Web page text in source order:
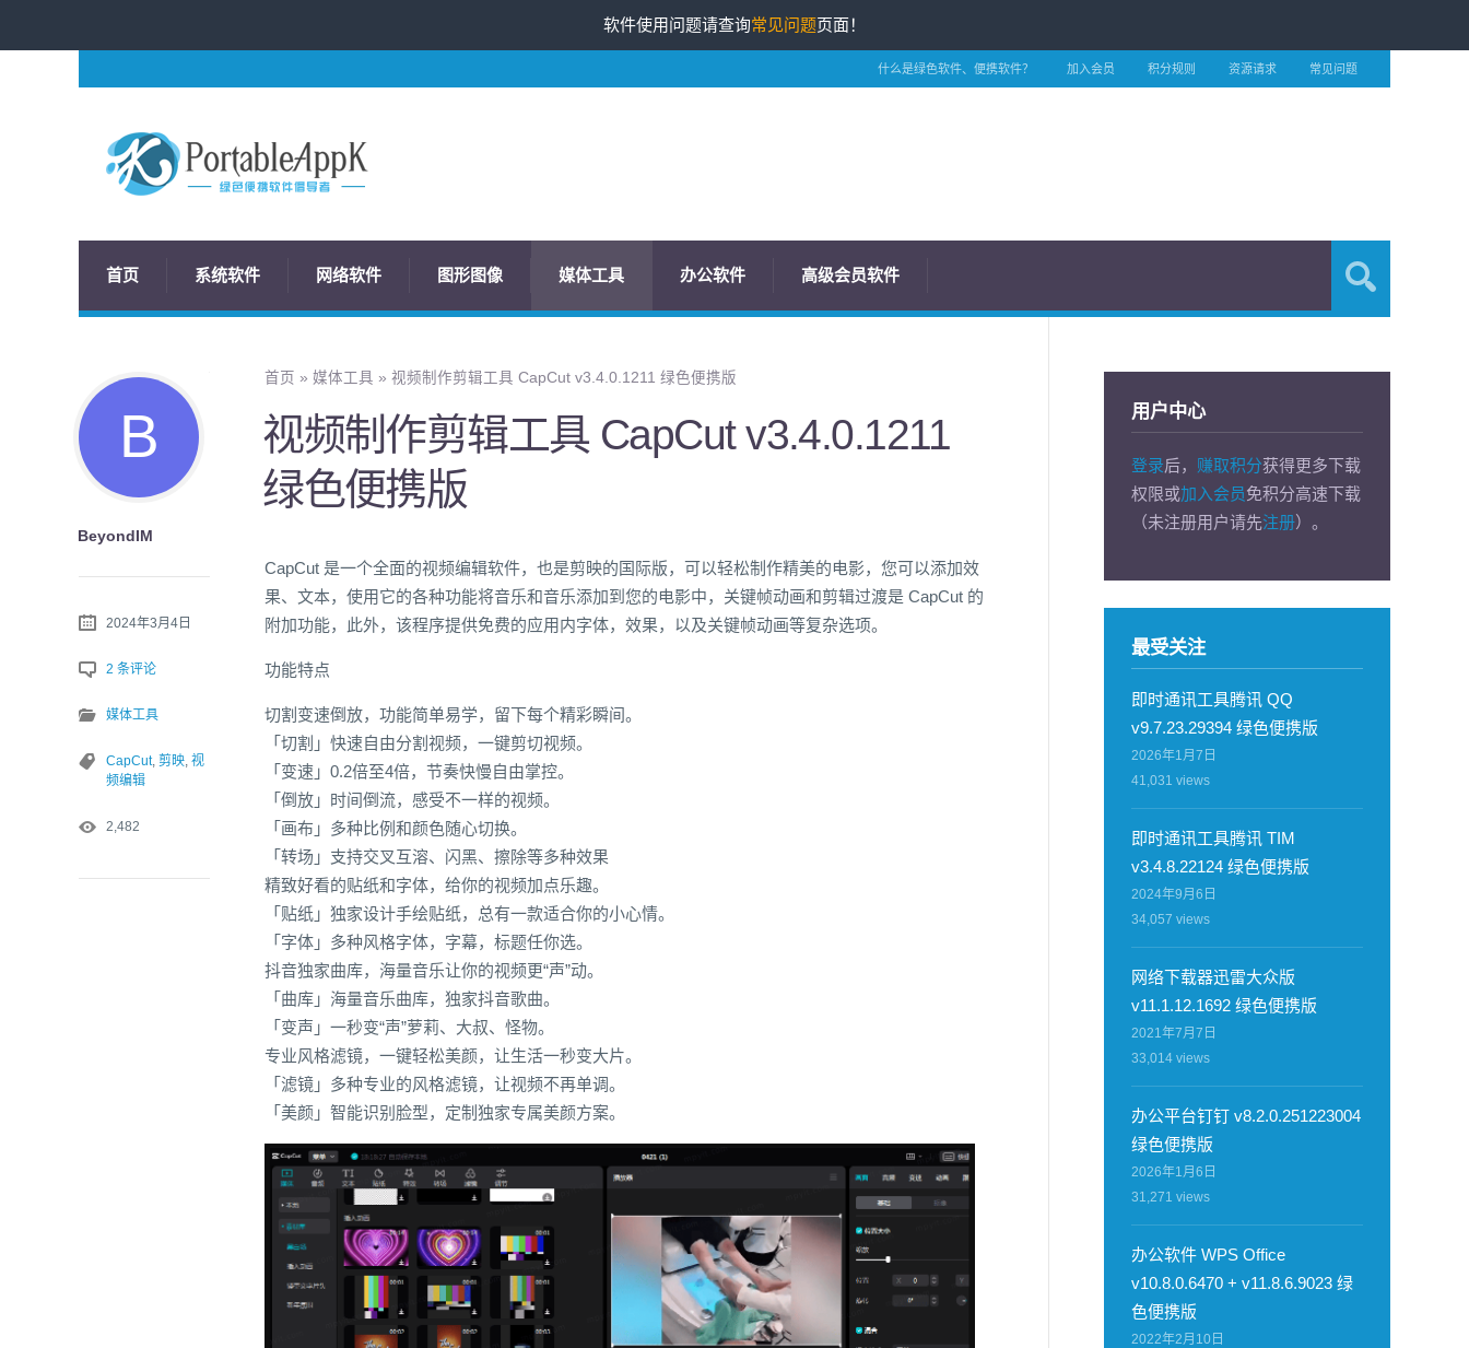
什么是绿色软件、便携软件？ 加入会员 积分规则 资源请求 常见问题
首页 系统软件 网络软件 图形图像 媒体工具 办公软件 高级会员软件
首页 » 媒体工具 » 视频制作剪辑工具 CapCut v3.4.0.1211 绿色便携版
视频制作剪辑工具 CapCut v3.4.0.1211
绿色便携版
CapCut 是一个全面的视频编辑软件，也是剪映的国际版，可以轻松制作精美的电影，您可以添加效
果、文本，使用它的各种功能将音乐和音乐添加到您的电影中，关键帧动画和剪辑过渡是 CapCut 的
附加功能，此外，该程序提供免费的应用内字体，效果，以及关键帧动画等复杂选项。
功能特点
切割变速倒放，功能简单易学，留下每个精彩瞬间。
「切割」快速自由分割视频，一键剪切视频。
「变速」0.2倍至4倍，节奏快慢自由掌控。
「倒放」时间倒流，感受不一样的视频。
「画布」多种比例和颜色随心切换。
「转场」支持交叉互溶、闪黑、擦除等多种效果
精致好看的贴纸和字体，给你的视频加点乐趣。
「贴纸」独家设计手绘贴纸，总有一款适合你的小心情。
「字体」多种风格字体，字幕，标题任你选。
抖音独家曲库，海量音乐让你的视频更“声”动。
「曲库」海量音乐曲库，独家抖音歌曲。
「变声」一秒变“声”萝莉、大叔、怪物。
专业风格滤镜，一键轻松美颜，让生活一秒变大片。
「滤镜」多种专业的风格滤镜，让视频不再单调。
「美颜」智能识别脸型，定制独家专属美颜方案。
BeyondIM
2024年3月4日
2 条评论
媒体工具
CapCut, 剪映 视
频编辑
2,482
用户中心
登录后， 赚取积分获得更多下载
权限或加入会员免积分高速下载
（未注册用户请先注册）。
最受关注
即时通讯工具腾讯 QQ
v9.7.23.29394 绿色便携版
2026年1月7日
41,031 views
即时通讯工具腾讯 TIM
v3.4.8.22124 绿色便携版
2024年9月6日
34,057 views
网络下载器迅雷大众版
v11.1.12.1692 绿色便携版
2021年7月7日
33,014 views
办公平台钉钉 v8.2.0.251223004
绿色便携版
2026年1月6日
31,271 views
办公软件 WPS Office
v10.8.0.6470 + v11.8.6.9023 绿
色便携版
2022年2月10日
软件使用问题请查询常见问题页面！